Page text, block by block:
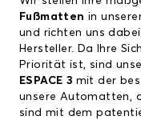
Fußmatten in
und richten uns
Hersteller. Da Ihre
Priorität ist, sind
ESPACE 3 mit der
unsere Automatten,
sind mit dem